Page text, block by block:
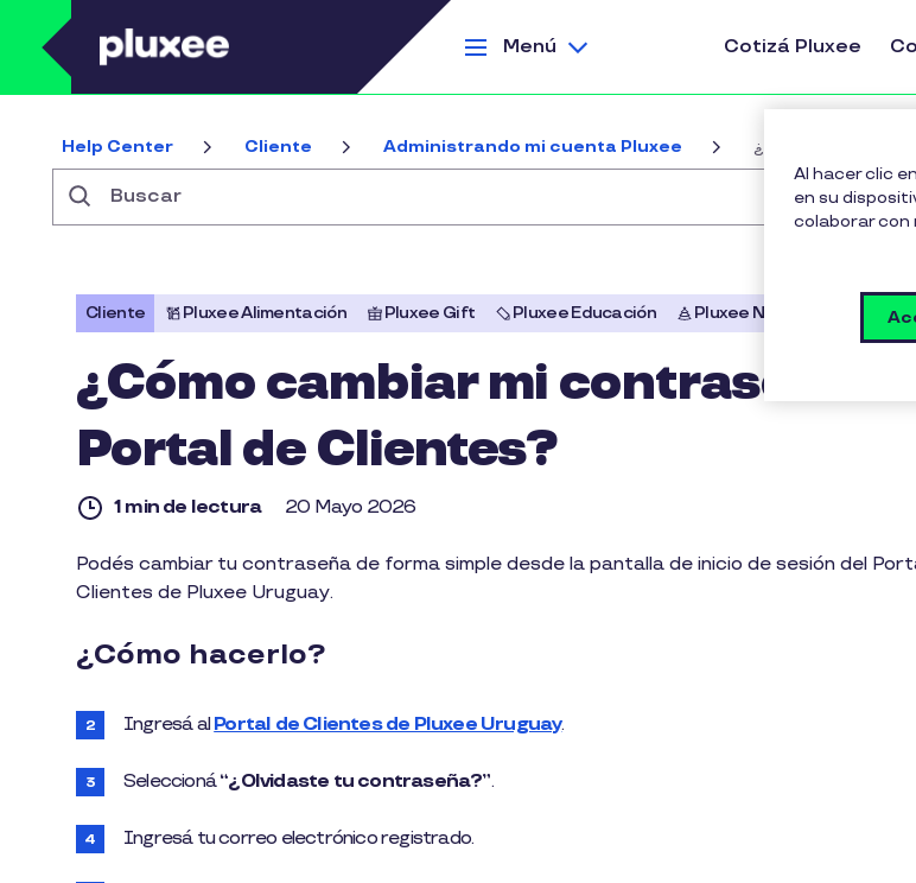
Pasar al contenido principal
Menú
Cotizá Pluxee
Help Center Cliente Administrando mi cuenta Pluxee ¿Cómo cambiar mi
Cliente Pluxee Alimentación Pluxee Gift Pluxee Educación Pluxee Navidad
¿Cómo cambiar mi contraseña del
Portal de Clientes?
1 min de lectura 20 Mayo 2026
1
de
Podés cambiar tu contraseña de forma simple desde la pantalla de inicio de sesión del
Clientes de Pluxee Uruguay.
¿Cómo hacerlo?
Ingresá alPortal de Clientes de Pluxee Uruguay.
Seleccioná“¿Olvidaste tu contraseña?”.
Ingresá tu correo electrónico registrado.
Al hacer clic
en su
colaborar con